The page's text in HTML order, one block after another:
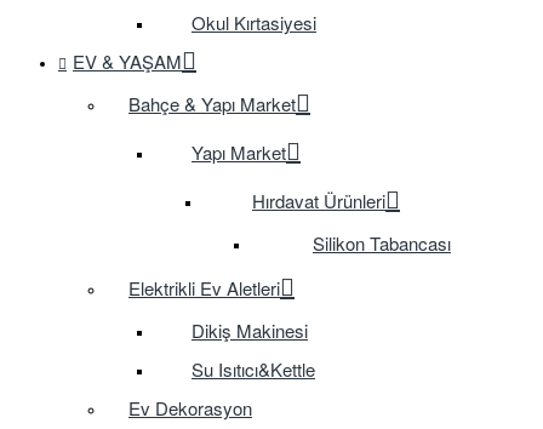
Okul Kırtasiyesi
EV & YAŞAM
Bahçe & Yapı Market
Yapı Market
Hırdavat Ürünleri
Silikon Tabancası
Elektrikli Ev Aletleri
Dikiş Makinesi
Su Isıtıcı&Kettle
Ev Dekorasyon